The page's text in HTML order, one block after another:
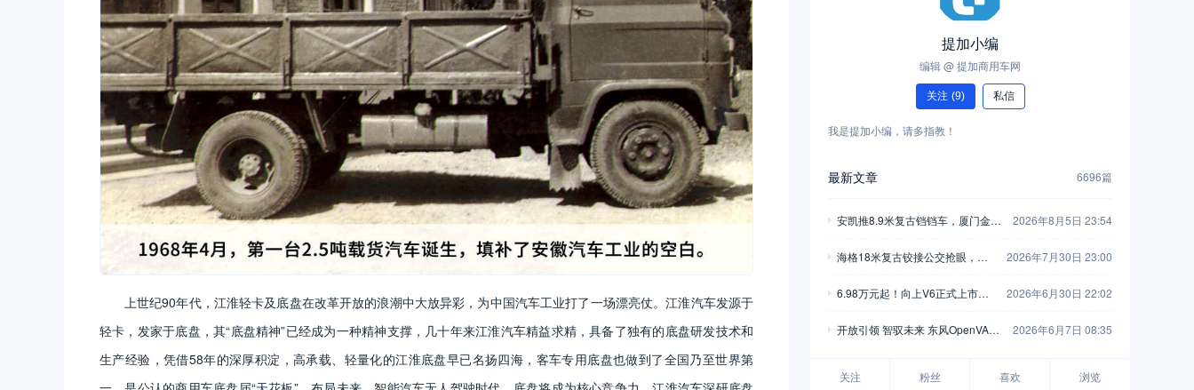
上世纪90年代，江淮轻卡及底盘在改革开放的浪潮中大放异彩，为中国汽车工业打了一场漂亮仗。江淮汽车发源于
轻卡，发家于底盘，其“底盘精神”已经成为一种精神支撑，几十年来江淮汽车精益求精，具备了独有的底盘研发技术和
生产经验，凭借58年的深厚积淀，高承载、轻量化的江淮底盘早已名扬四海，客车专用底盘也做到了全国乃至世界第
提加小编
编辑 @ 提加商用车网
关注 (9) 私信
我是提加小编，请多指教！
最新文章 6696篇
安凯推8.9米复古铛铛车，厦门金龙
9批新产品公示之M类客车篇（中）
2026年8月5日 23:54
海格18米复古铰接公交抢眼，大
8-409批新产品公示之M类客车篇
2026年7月30日 23:00
6.98万元起！向上V6正式上市，
新标杆
2026年6月30日 22:02
开放引领 智驭未来 东风OpenVAN
2026年6月7日 08:35
关注 粉丝 喜欢 浏览